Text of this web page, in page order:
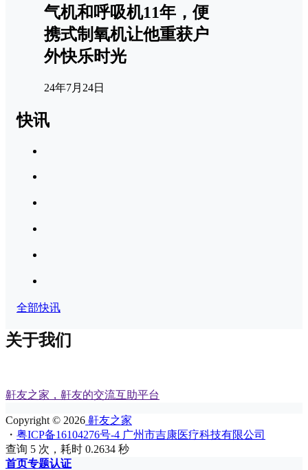
气机和呼吸机11年，便
携式制氧机让他重获户
外快乐时光
24年7月24日
快讯
全部快讯
关于我们
鼾友之家，鼾友的交流互助平台
Copyright © 2026 鼾友之家
・ 粤ICP备16104276号-4 广州市吉康医疗科技有限公司
查询 5 次，耗时 0.2634 秒
首页专题认证